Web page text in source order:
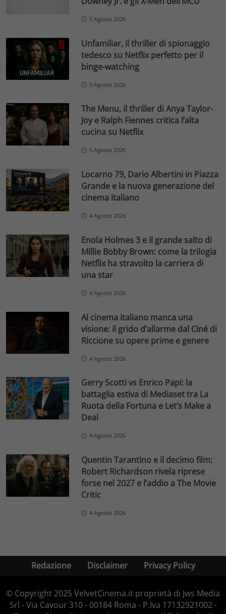
5 Agosto 2026
Unfamiliar, il thriller di spionaggio
tedesco su Netflix perfetto per il
binge-watching
5 Agosto 2026
The Menu, il thriller di Anya Taylor-
Joy e Ralph Fiennes critica l’alta
cucina su Netflix
5 Agosto 2026
Locarno 79, Dario Albertini in Piazza
Grande e la nuova generazione del
cinema italiano
4 Agosto 2026
Enola Holmes 3 e il grande salto di
Millie Bobby Brown: come la trilogia
Netflix ha stravolto la carriera di
una star
4 Agosto 2026
Al cinema italiano manca una
visione: il grido d’allarme dal Ciné di
Riccione su opere prime e genere
4 Agosto 2026
Gerry Scotti vs Enrico Papi: la
battaglia estiva di Mediaset tra La
Ruota della Fortuna e Let’s Make a
Deal
4 Agosto 2026
Quentin Tarantino e il decimo film:
Robert Richardson rivela riprese
forse nel 2027 e l’addio a The Movie
Critic
4 Agosto 2026
Redazione Disclaimer Privacy Policy
© Copyright 2025 VelvetCinema.it proprietà di Jws Media
Srl - Via Cavour 310 - 00184 Roma - P.Iva 17132921002 -